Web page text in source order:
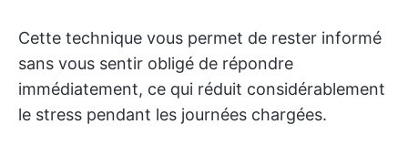
Cette technique vous permet de rester informé
sans vous sentir obligé de répondre
immédiatement, ce qui réduit considérablement
le stress pendant les journées chargées.